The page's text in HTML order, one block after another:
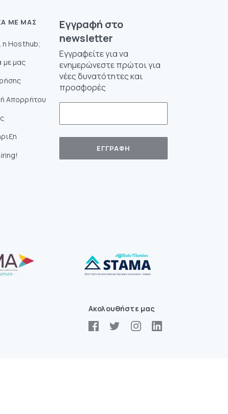
ΜΕ ΜΑΣ
η Hosthub;
με μας
Απορρήτου
Eγγραφή στο
newsletter
Εγγραφείτε για να
ενημερώνεστε πρώτοι για
νέες δυνατότητες και
προσφορές
Ακολουθήστε μας